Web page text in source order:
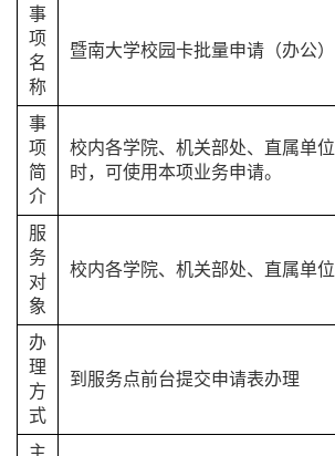
事
项
名
称
暨南大学校园卡批量申请（办公）
事
项
简
介
校内各学院、机关部处、直属单
时，可使用本项业务申请。
服
务
对
象
校内各学院、机关部处、直属单
办
理
方
式
到服务点前台提交申请表办理
主